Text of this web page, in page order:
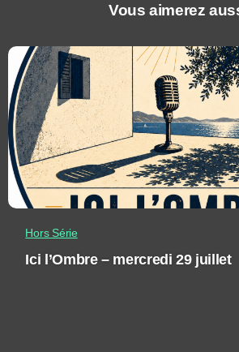
Vous aimerez
Hors Série
Ici l’Ombre – mercredi 29 juillet